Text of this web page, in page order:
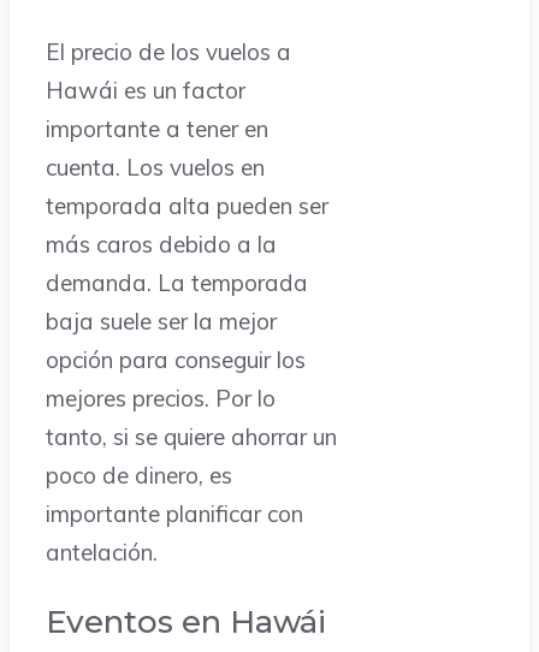
El precio de los vuelos a
Hawái es un factor
importante a tener en
cuenta. Los vuelos en
temporada alta pueden ser
más caros debido a la
demanda. La temporada
baja suele ser la mejor
opción para conseguir los
mejores precios. Por lo
tanto, si se quiere ahorrar un
poco de dinero, es
importante planificar con
antelación.
Eventos en Hawái